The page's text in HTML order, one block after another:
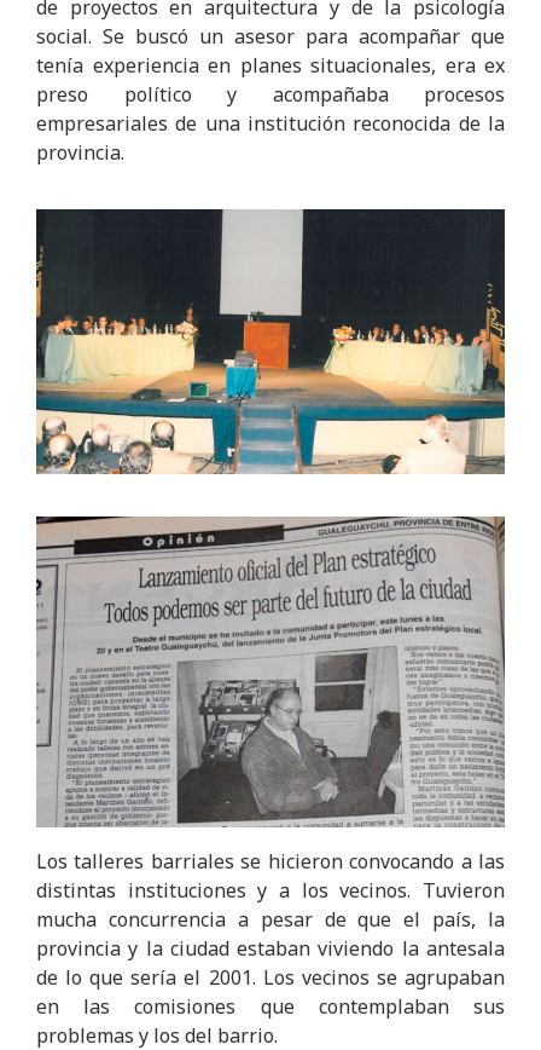
de proyectos en arquitectura y de la psicología
social. Se buscó un asesor para acompañar que
tenía experiencia en planes situacionales, era ex
preso político y acompañaba procesos
empresariales de una institución reconocida de la
provincia.
Los talleres barriales se hicieron convocando a las
distintas instituciones y a los vecinos. Tuvieron
mucha concurrencia a pesar de que el país, la
provincia y la ciudad estaban viviendo la antesala
de lo que sería el 2001. Los vecinos se agrupaban
en las comisiones que contemplaban sus
problemas y los del barrio.